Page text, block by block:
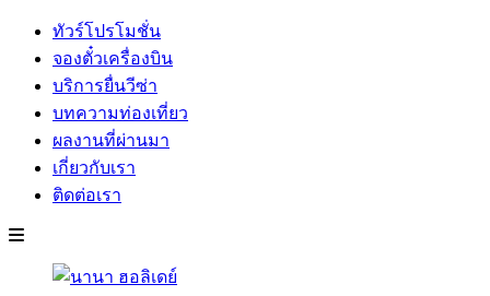
ทัวร์โปรโมชั่น
จองตั๋วเครื่องบิน
บริการยื่นวีซ่า
บทความท่องเที่ยว
ผลงานที่ผ่านมา
เกี่ยวกับเรา
ติดต่อเรา